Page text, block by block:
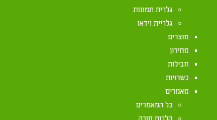
גלרית תמונות
גלריית וידאו
מוצרים
מחירון
חבילות
כשרויות
מאמרים
כל המאמרים